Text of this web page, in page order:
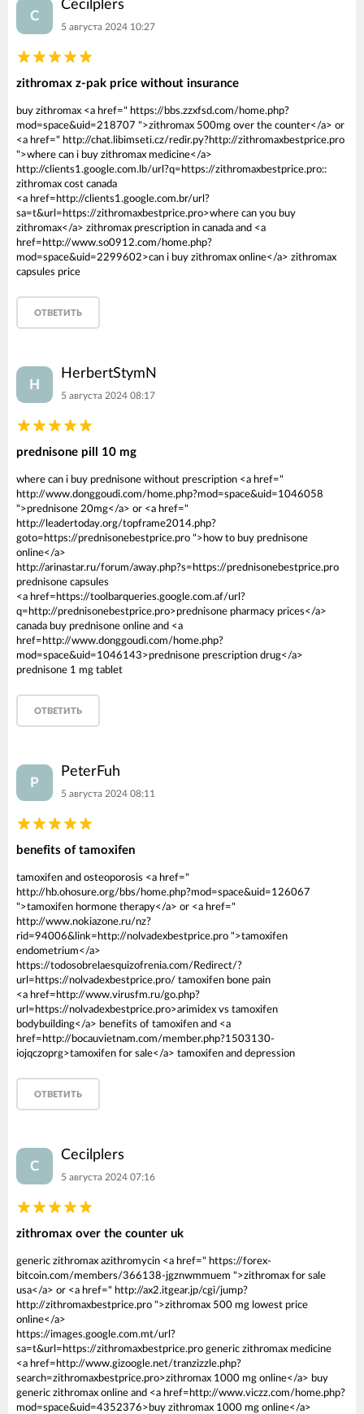
C
Cecilplers
5 августа 2024 10:27
zithromax z-pak price without insurance
buy zithromax <a href=" https://bbs.zzxfsd.com/home.php?
mod=space&uid=218707 ">zithromax 500mg over the counter</a> or
<a href=" http://chat.libimseti.cz/redir.py?http://zithromaxbestprice.pro
">where can i buy zithromax medicine</a>
http://clients1.google.com.lb/url?q=https://zithromaxbestprice.pro::
zithromax cost canada
<a href=http://clients1.google.com.br/url?
sa=t&url=https://zithromaxbestprice.pro>where can you buy
zithromax</a> zithromax prescription in canada and <a
href=http://www.so0912.com/home.php?
mod=space&uid=2299602>can i buy zithromax online</a> zithromax
capsules price
ОТВЕТИТЬ
H
HerbertStymN
5 августа 2024 08:17
prednisone pill 10 mg
where can i buy prednisone without prescription <a href="
http://www.donggoudi.com/home.php?mod=space&uid=1046058
">prednisone 20mg</a> or <a href="
http://leadertoday.org/topframe2014.php?
goto=https://prednisonebestprice.pro ">how to buy prednisone
online</a>
http://arinastar.ru/forum/away.php?s=https://prednisonebestprice.pro
prednisone capsules
<a href=https://toolbarqueries.google.com.af/url?
q=http://prednisonebestprice.pro>prednisone pharmacy prices</a>
canada buy prednisone online and <a
href=http://www.donggoudi.com/home.php?
mod=space&uid=1046143>prednisone prescription drug</a>
prednisone 1 mg tablet
ОТВЕТИТЬ
P
PeterFuh
5 августа 2024 08:11
benefits of tamoxifen
tamoxifen and osteoporosis <a href="
http://hb.ohosure.org/bbs/home.php?mod=space&uid=126067
">tamoxifen hormone therapy</a> or <a href="
http://www.nokiazone.ru/nz?
rid=94006&link=http://nolvadexbestprice.pro ">tamoxifen
endometrium</a>
https://todosobrelaesquizofrenia.com/Redirect/?
url=https://nolvadexbestprice.pro/ tamoxifen bone pain
<a href=http://www.virusfm.ru/go.php?
url=https://nolvadexbestprice.pro>arimidex vs tamoxifen
bodybuilding</a> benefits of tamoxifen and <a
href=http://bocauvietnam.com/member.php?1503130-
iojqczoprg>tamoxifen for sale</a> tamoxifen and depression
ОТВЕТИТЬ
C
Cecilplers
5 августа 2024 07:16
zithromax over the counter uk
generic zithromax azithromycin <a href=" https://forex-
bitcoin.com/members/366138-jgznwmmuem ">zithromax for sale
usa</a> or <a href=" http://ax2.itgear.jp/cgi/jump?
http://zithromaxbestprice.pro ">zithromax 500 mg lowest price
online</a>
https://images.google.com.mt/url?
sa=t&url=https://zithromaxbestprice.pro generic zithromax medicine
<a href=http://www.gizoogle.net/tranzizzle.php?
search=zithromaxbestprice.pro>zithromax 1000 mg online</a> buy
generic zithromax online and <a href=http://www.viczz.com/home.php?
mod=space&uid=4352376>buy zithromax 1000 mg online</a>